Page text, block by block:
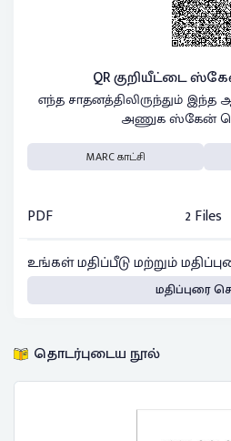
QR குறியீட்டை
எந்த சாதனத்திலிருந்தும்
அணுக ஸ்கேன்
MARC காட்சி
PDF
2 Files
உங்கள் மதிப்பீடு மற்றும்
மதிப்புரை
தொடர்புடைய நூல்